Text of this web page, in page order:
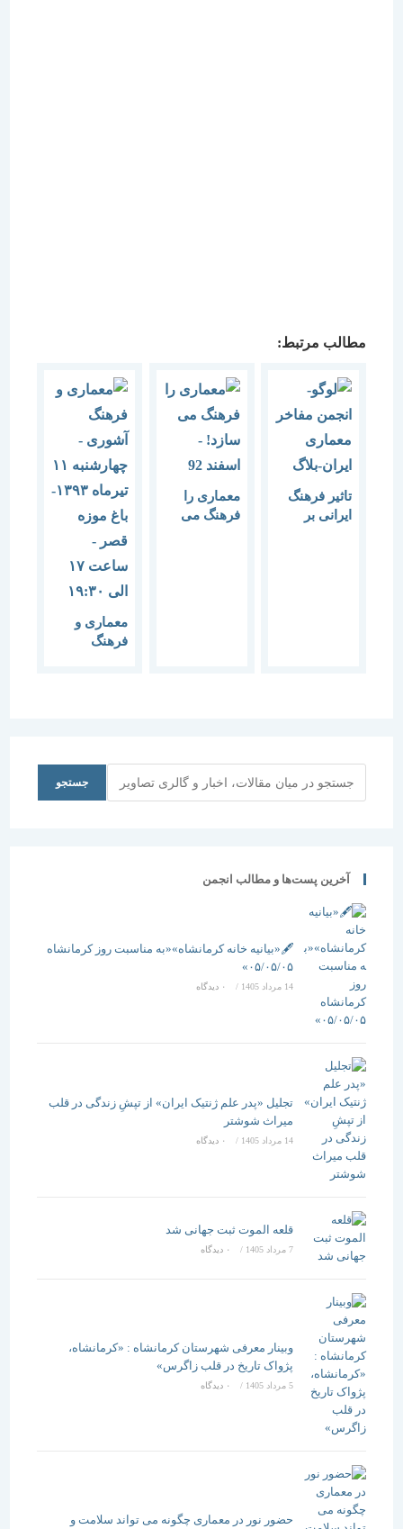
مطالب مرتبط:
تاثیر فرهنگ
ایرانی بر
معماری را
فرهنگ می
معماری و
فرهنگ
جستجو
آخرین پست‌ها و مطالب انجمن
🖋️«بیانیه خانه کرمانشاه»«به مناسبت روز کرمانشاه
۰۵/۰۵/۰۵»
/ ۰ دیدگاه
تجلیل «پدر علم ژنتیک ایران» از تپشِ زندگی در قلب
میراث شوشتر
14 مرداد 1405 / ۰ دیدگاه
قلعه الموت ثبت جهانی شد
/ ۰ دیدگاه
وبینار معرفی شهرستان کرمانشاه : «کرمانشاه،
پژواک تاریخ در قلب زاگرس»
5 مرداد 1405 / ۰ دیدگاه
حضور نور در معماری چگونه می تواند سلامت و